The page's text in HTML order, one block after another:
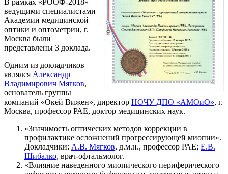
ведущими специалистами
Академии медицинской
оптики и оптометрии, г.
Москва были
представлены 3 доклада.
Одним из докладчиков
являлся Александр
Владимирович Мягков,
основатель группы
компаний «Окей Вижен», директор НОЧУ ДПО «АМОиО», г.
Москва, профессор РАЕ, доктор медицинских наук.
«Значимость оптических методов коррекции в
профилактике осложнений прогрессирующей миопии».
Докладчики: А.В. Мягков, д.м.н., профессор РАЕ; Е.В.
Шибалко, врач-офтальмолог.
«Влияние наведенного миопического периферического